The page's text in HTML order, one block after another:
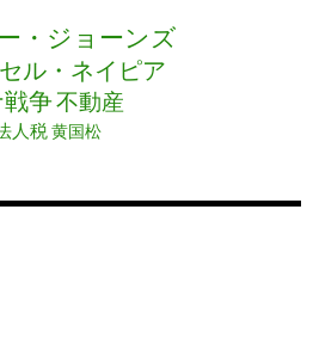
・ジョーンズ
ル・ネイピア
争不動産
人税黄国松